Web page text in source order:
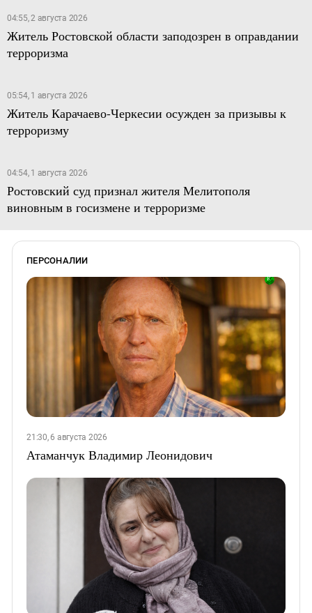
04:55, 2 августа 2026
Житель Ростовской области заподозрен в оправдании
терроризма
05:54, 1 августа 2026
Житель Карачаево-Черкесии осужден за призывы к
терроризму
04:54, 1 августа 2026
Ростовский суд признал жителя Мелитополя
виновным в госизмене и терроризме
ПЕРСОНАЛИИ
21:30, 6 августа 2026
Атаманчук Владимир Леонидович